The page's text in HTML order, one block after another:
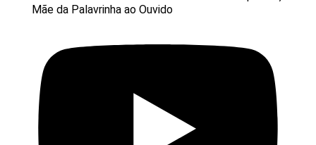
Mãe da Palavrinha ao Ouvido